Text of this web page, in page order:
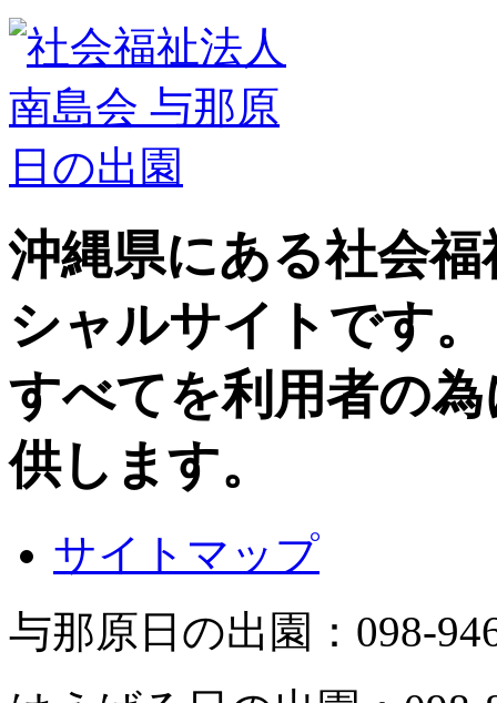
沖縄県にある社会
シャルサイトです。
すべてを利用者の
供します。
サイトマップ
与那原日の出園： 098-